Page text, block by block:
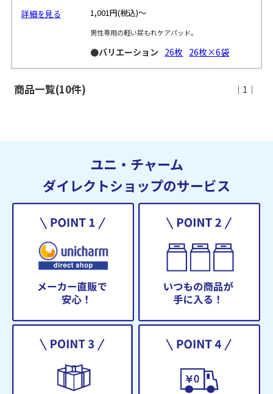
詳細を見る 1,001円(税込)～
男性専用の軽い尿もれケアパッド。
●バリエーション 26枚 26枚×6袋
商品一覧(10件) ｜1｜
ユニ・チャーム
ダイレクトショップのサービス